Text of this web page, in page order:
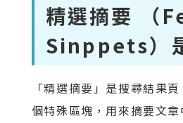
精選摘要 （
Sinppets）
「精選摘要」是搜尋結果
個特殊區塊，用來摘要文